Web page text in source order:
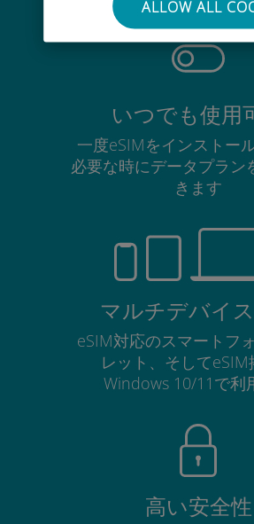
ALLOW ALL
いつでも使用
一度eSIMをインストール
必要な時にデータプラン
きます
マルチデバイ
eSIM対応のスマートフ
レット、そしてeSIM
Windows 10/11で利
高い安全性